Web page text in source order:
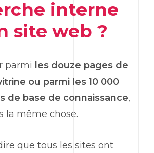
interne
site web ?
parmi les douze pages de
ou parmi les 10 000
de base de connaissance,
la même chose.
que tous les sites ont